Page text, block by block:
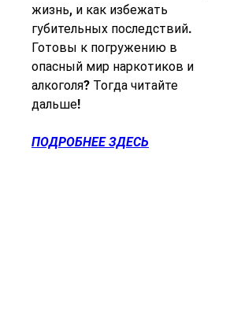
жизнь, и как избежать
губительных последствий.
Готовы к погружению в
опасный мир наркотиков и
алкоголя? Тогда читайте
дальше!
ПОДРОБНЕЕ ЗДЕСЬ